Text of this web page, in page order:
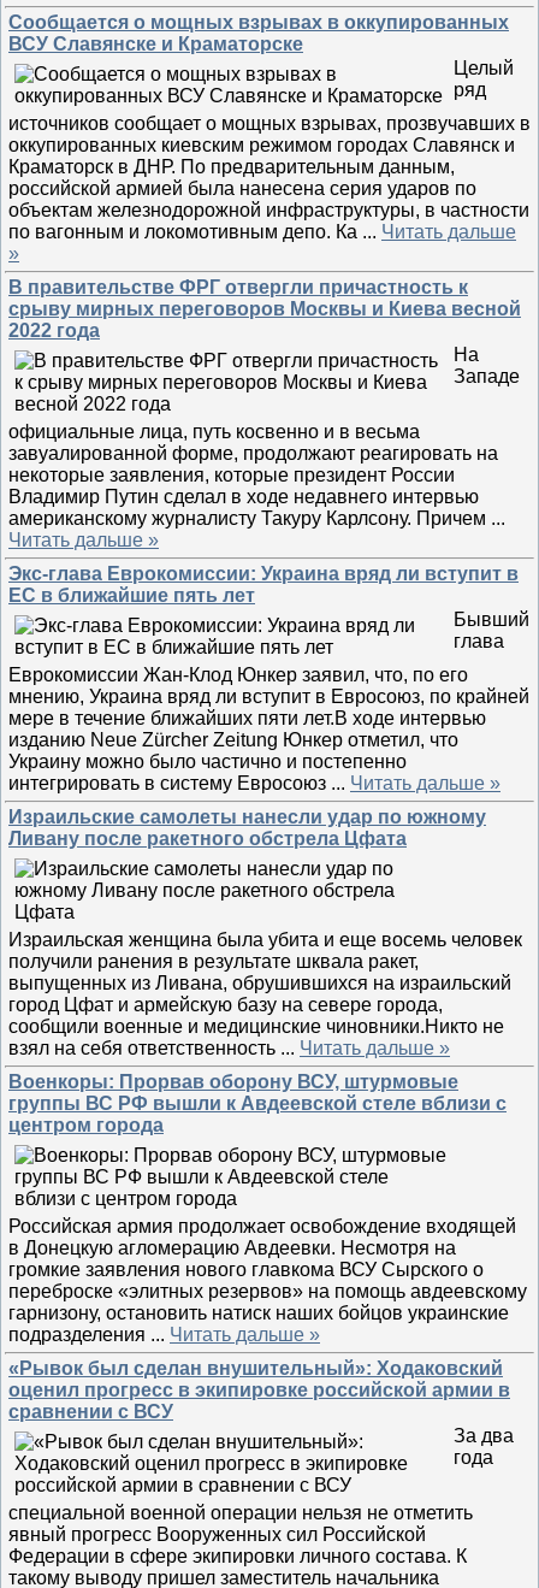
Сообщается о мощных взрывах в оккупированных
ВСУ Славянске и Краматорске
Целый
ряд
источников сообщает о мощных взрывах, прозвучавших в
оккупированных киевским режимом городах Славянск и
Краматорск в ДНР. По предварительным данным,
российской армией была нанесена серия ударов по
объектам железнодорожной инфраструктуры, в частности
по вагонным и локомотивным депо. Ка ... Читать дальше
»
В правительстве ФРГ отвергли причастность к
срыву мирных переговоров Москвы и Киева весной
2022 года
На
Западе
официальные лица, путь косвенно и в весьма
завуалированной форме, продолжают реагировать на
некоторые заявления, которые президент России
Владимир Путин сделал в ходе недавнего интервью
американскому журналисту Такуру Карлсону. Причем ...
Читать дальше »
Экс-глава Еврокомиссии: Украина вряд ли вступит в
ЕС в ближайшие пять лет
Бывший
глава
Еврокомиссии Жан-Клод Юнкер заявил, что, по его
мнению, Украина вряд ли вступит в Евросоюз, по крайней
мере в течение ближайших пяти лет.В ходе интервью
изданию Neue Zürcher Zeitung Юнкер отметил, что
Украину можно было частично и постепенно
интегрировать в систему Евросоюз ... Читать дальше »
Израильские самолеты нанесли удар по южному
Ливану после ракетного обстрела Цфата
Израильская женщина была убита и еще восемь человек
получили ранения в результате шквала ракет,
выпущенных из Ливана, обрушившихся на израильский
город Цфат и армейскую базу на севере города,
сообщили военные и медицинские чиновники.Никто не
взял на себя ответственность ... Читать дальше »
Военкоры: Прорвав оборону ВСУ, штурмовые
группы ВС РФ вышли к Авдеевской стеле вблизи с
центром города
Российская армия продолжает освобождение входящей
в Донецкую агломерацию Авдеевки. Несмотря на
громкие заявления нового главкома ВСУ Сырского о
переброске «элитных резервов» на помощь авдеевскому
гарнизону, остановить натиск наших бойцов украинские
подразделения ... Читать дальше »
«Рывок был сделан внушительный»: Ходаковский
оценил прогресс в экипировке российской армии в
сравнении с ВСУ
За два
года
специальной военной операции нельзя не отметить
явный прогресс Вооруженных сил Российской
Федерации в сфере экипировки личного состава. К
такому выводу пришел заместитель начальника